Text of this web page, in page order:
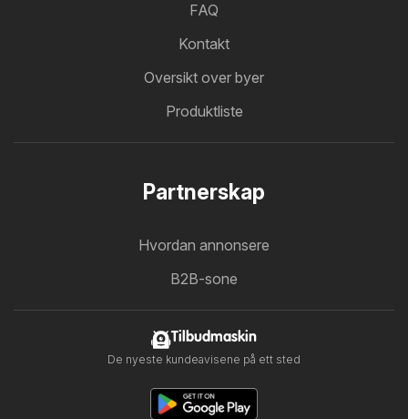
FAQ
Kontakt
Oversikt over byer
Produktliste
Partnerskap
Hvordan annonsere
B2B-sone
Tilbudmaskin
De nyeste kundeavisene på ett sted